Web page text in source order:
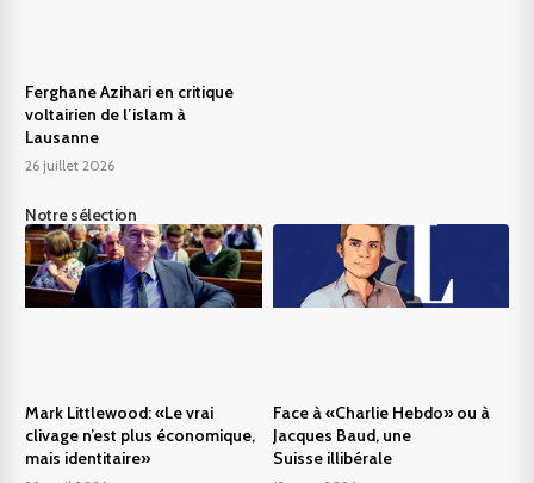
Ferghane Azihari en critique
voltairien de l’islam à
Lausanne
26 juillet 2026
Notre sélection
Mark Littlewood: «Le vrai
clivage n’est plus économique,
mais identitaire»
Face à «Charlie Hebdo» ou à
Jacques Baud, une
Suisse illibérale